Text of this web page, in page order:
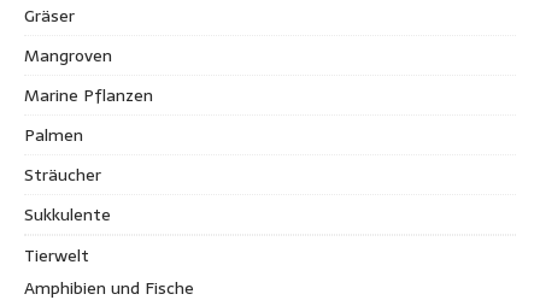
Gräser
Mangroven
Marine Pflanzen
Palmen
Sträucher
Sukkulente
Tierwelt
Amphibien und Fische